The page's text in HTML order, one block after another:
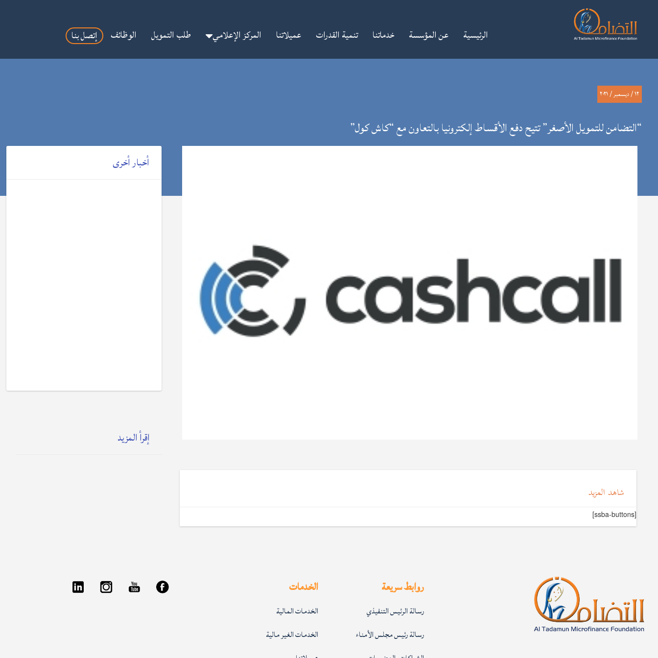
الرئيسية عن المؤسسة خدماتنا تنمية القدرات عميلاتنا المركز الإعلامي طلب التمويل الوظائف إتصل بنا
آخر أخبارنا
١٢ / ديسمبر / ٢٠٢١
“التضامن للتمويل الأصغر” تتيح دفع الأقساط إلكترونيا بالتعاون مع “كاش كول”
أخبار أخرى
شاهد المزيد
[ssba-buttons]
إقرأ المزيد
روابط سريعة
رسالة الرئيس التنفيذي
رسالة رئيس مجلس الأمناء
الخدمات
الخدمات المالية
الخدمات الغير مالية